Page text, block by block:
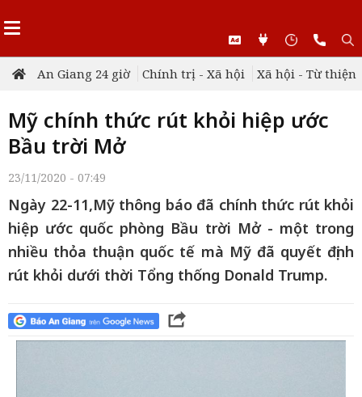
An Giang 24 giờ Chính trị - Xã hội Xã hội - Từ thiện
Mỹ chính thức rút khỏi hiệp ước
Bầu trời Mở
23/11/2020 - 07:49
Ngày 22-11,Mỹ thông báo đã chính thức rút khỏi
hiệp ước quốc phòng Bầu trời Mở - một trong
nhiều thỏa thuận quốc tế mà Mỹ đã quyết định
rút khỏi dưới thời Tổng thống Donald Trump.